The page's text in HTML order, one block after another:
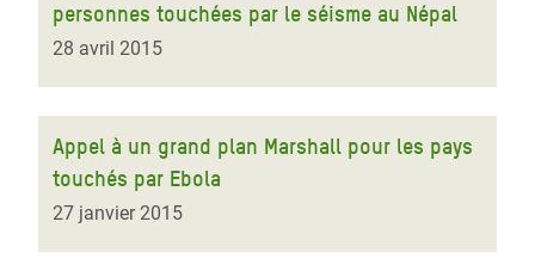
personnes touchées par le séisme au Népal
28 avril 2015
Appel à un grand plan Marshall pour les pays
touchés par Ebola
27 janvier 2015